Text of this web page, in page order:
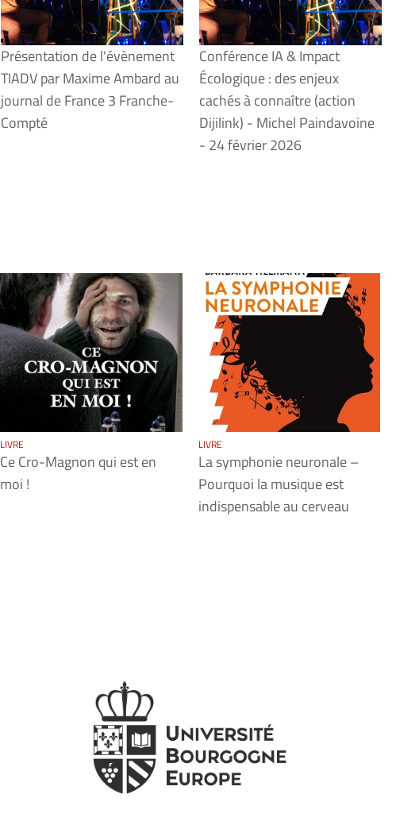
Présentation de l'évènement
TIADV par Maxime Ambard au
journal de France 3 Franche-
Compté
Conférence IA & Impact
Écologique : des enjeux
cachés à connaître (action
Dijilink) - Michel Paindavoine
- 24 février 2026
LIVRE
Ce Cro-Magnon qui est en
moi !
LIVRE
La symphonie neuronale –
Pourquoi la musique est
indispensable au cerveau